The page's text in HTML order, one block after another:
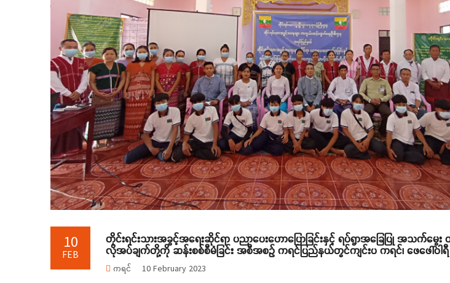
10
FEB
တိုင်းရင်းသားအခွင့်အရေးဆိုင်ရာ ပညာပေးဟောပြောခြင်းနှင့် ရပ်ရွာအခြေပြု အသက်မွေး
လိုအပ်ချက်တို့ကို ဆန်းစစ်စီမံခြင်း အစီအစဉ် ကရင်ပြည်နယ်တွင်ကျင်းပ ကရင်၊ ဖေဖေါ်ဝါ
ကရင် 10 February 2023